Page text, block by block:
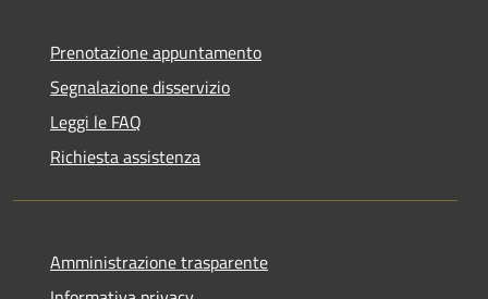
Prenotazione appuntamento
Segnalazione disservizio
Leggi le FAQ
Richiesta assistenza
Amministrazione trasparente